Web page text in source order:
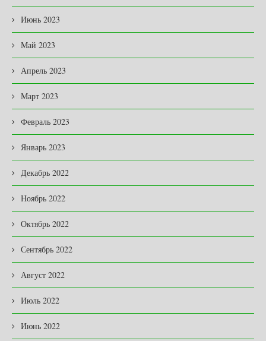
Июнь 2023
Май 2023
Апрель 2023
Март 2023
Февраль 2023
Январь 2023
Декабрь 2022
Ноябрь 2022
Октябрь 2022
Сентябрь 2022
Август 2022
Июль 2022
Июнь 2022